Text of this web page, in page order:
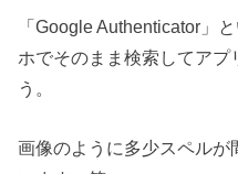
「Google Authenticator」
ホでそのまま検索してアプ
う。
画像のように多少スペル